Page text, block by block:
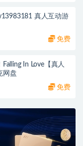
免费
In Love【真人
网盘
免费